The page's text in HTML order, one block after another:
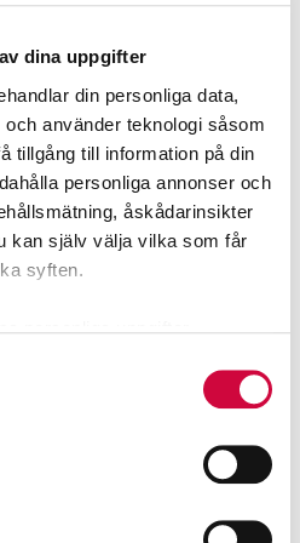
dina uppgifter
din personliga data,
använder teknologi såsom
tillgång till information på din
personliga annonser och
åskådarinsikter
kan själv välja vilka som får
syften.
personliga uppgifter
ditt samtycke när som
för att anpassa innehållet
vår trafik. Vi
sektorn. Man skulle
världspolitiska
av att upprätthålla
de kritiska
situationen främst
men även
sektor har kört fast på
utan att avtalsområdena